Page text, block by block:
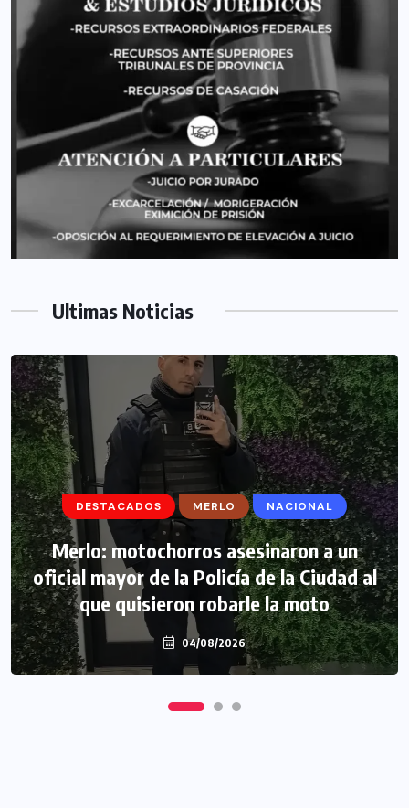
Ultimas Noticias
DESTACADOS MERLO NACIONAL
Merlo: motochorros asesinaron a un
oficial mayor de la Policía de la Ciudad al
que quisieron robarle la moto
04/08/2026
DESTACADOS MERLO MORÓN
Morón: se negó a declarar la funcionaria
narco y seguirá detenida camino a
prisión preventiva
04/08/2026